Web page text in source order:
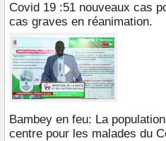
Covid 19 :51 nouveaux cas
cas graves en réanimation.
Bambey en feu: La
centre pour les malades du